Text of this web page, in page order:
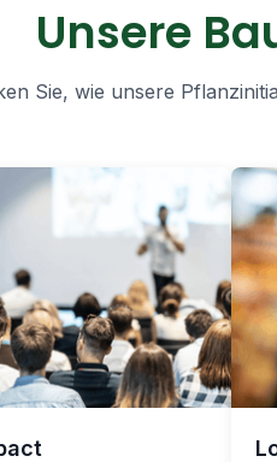
Unsere
Sie, wie unsere